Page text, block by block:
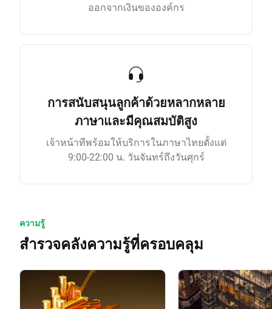
ออกจากเงินขององค์กร
การสนับสนุนลูกค้าด้วยหลากหลาย
ภาษาและมีคุณสมบัติสูง
เจ้าหน้าทีพร้อมให้บริการในภาษาไทยตั้งแต่
9:00-22:00 น. วันจันทร์ถึงวันศุกร์
ความรู้
สำรวจคลังความรู้ที่ครอบคลุม